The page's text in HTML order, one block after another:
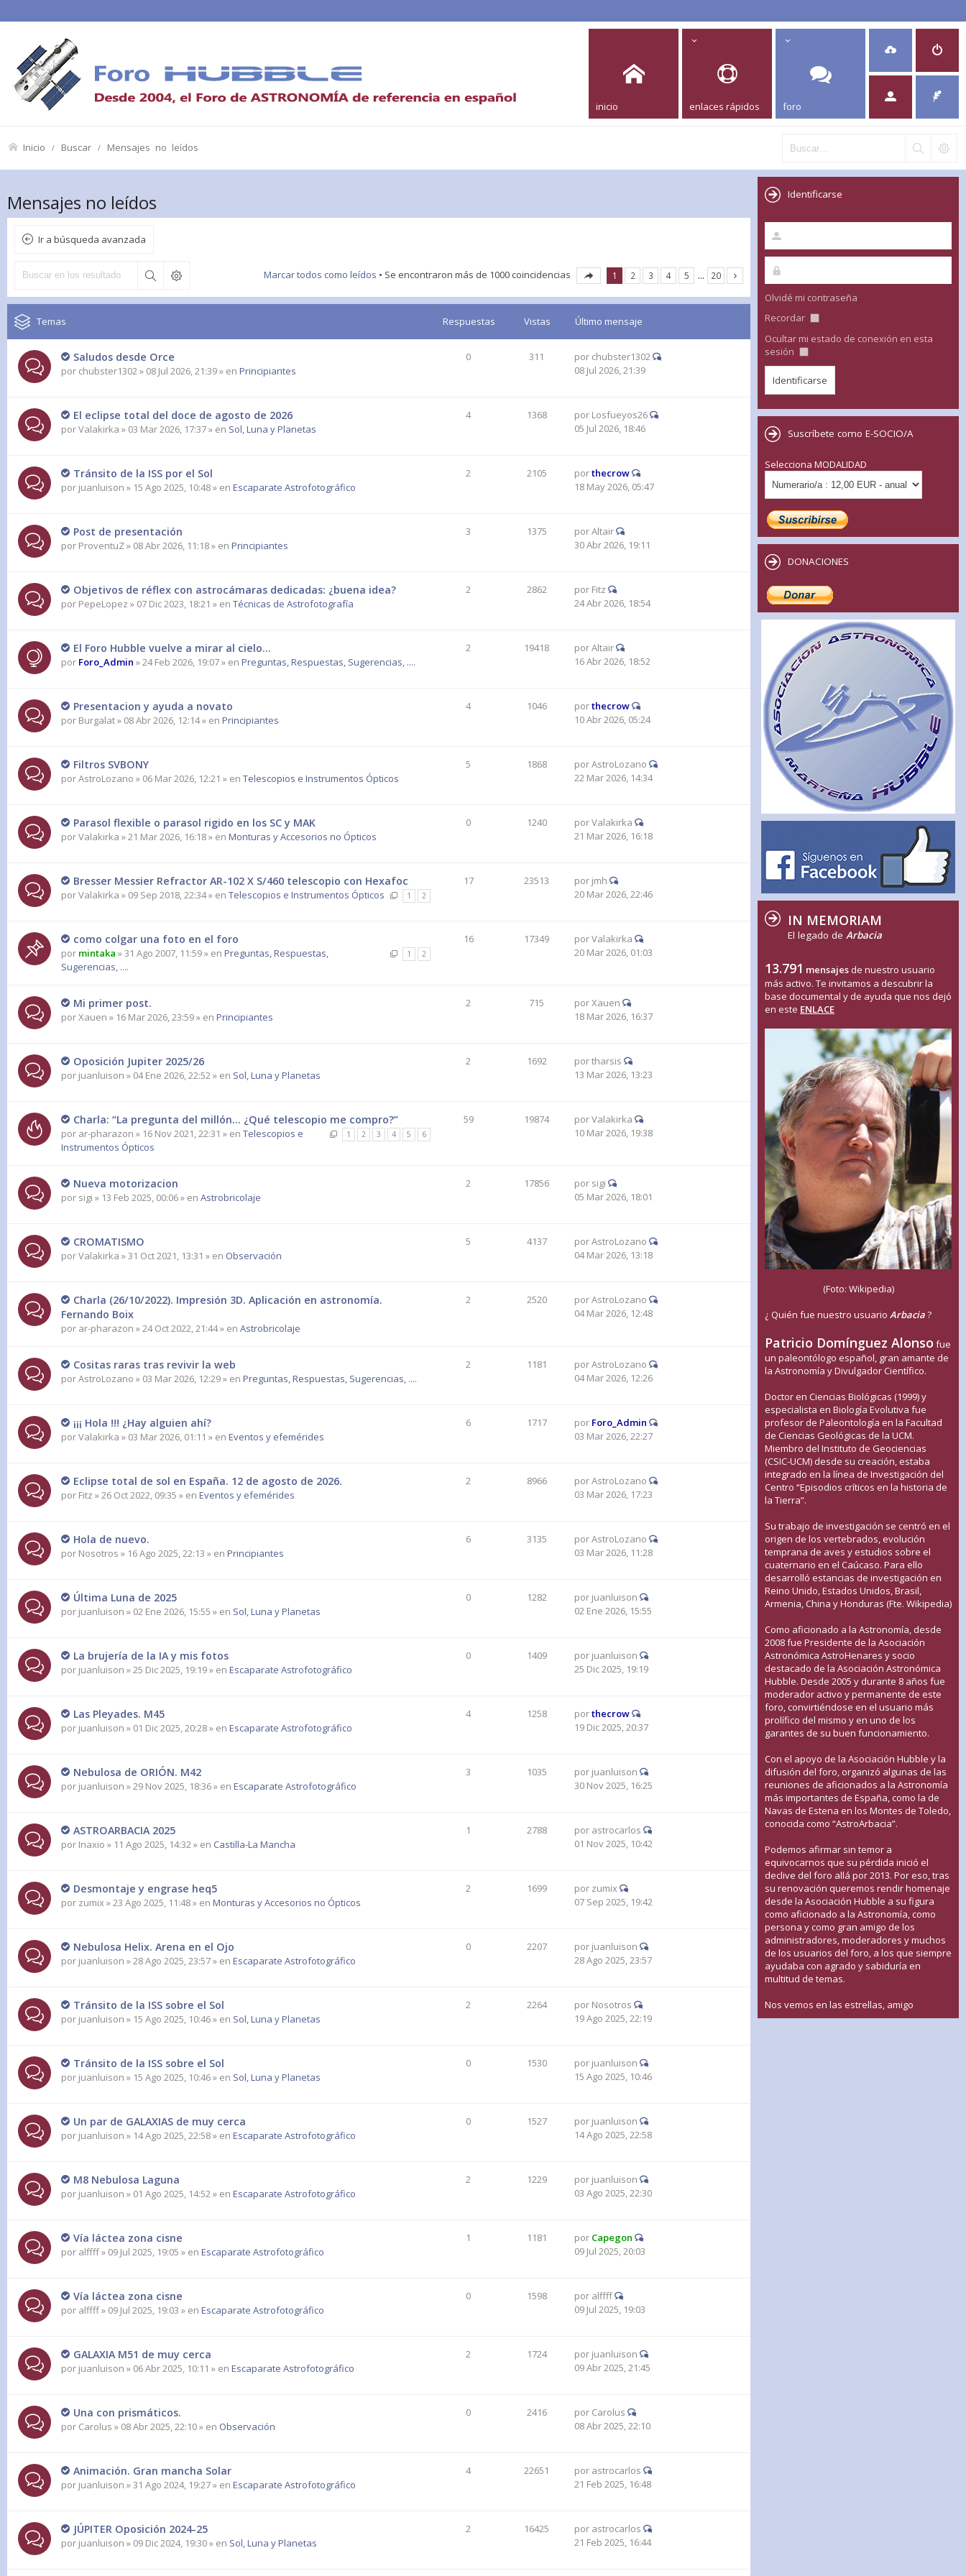
inicio enlaces rápidos foro
Inicio Buscar Mensajes no leídos
Mensajes no leídos
Ir a búsqueda avanzada
Marcar todos como leídos • Se encontraron más de 1000 coincidencias 1 2 3 4 5 … 20
Temas Respuestas Vistas Último mensaje
Saludos desde Orce
por chubster1302» 08 Jul 2026, 21:39 » en Principiantes
0 311 por chubster1302
08 Jul 2026, 21:39
El eclipse total del doce de agosto de 2026
porValakirka » 03 Mar 2026, 17:37 » en Sol, Luna y Planetas
4 1368 por Losfueyos26
05 Jul 2026, 18:46
Tránsito de la ISS por el Sol
por juanluison » 15 Ago 2025, 10:48 » en Escaparate Astrofotográfico
2 2105 porthecrow
18 May 2026, 05:47
Post de presentación
por ProventuZ» 08 Abr 2026, 11:18 » en Principiantes
3 1375 porAltair
30 Abr 2026, 19:11
Objetivos de réflex con astrocámaras dedicadas: ¿buena idea?
por PepeLopez » 07 Dic 2023, 18:21 » en Técnicas de Astrofotografía
2 2862 por Fitz
24 Abr 2026, 18:54
El Foro Hubble vuelve a mirar al cielo...
por Foro_Admin » 24 Feb 2026, 19:07 » en Preguntas, Respuestas, Sugerencias, ....
2 19418 porAltair
16 Abr 2026, 18:52
Presentacion y ayuda a novato
por Burgalat» 08 Abr 2026, 12:14 » en Principiantes
4 1046 porthecrow
10 Abr 2026, 05:24
Filtros SVBONY
porAstroLozano » 06 Mar 2026, 12:21 » en Telescopios e Instrumentos Ópticos
5 1868 porAstroLozano
22 Mar 2026, 14:34
Parasol flexible o parasol rigido en los SC y MAK
porValakirka » 21 Mar 2026, 16:18 » en Monturas y Accesorios no Ópticos
0 1240 porValakirka
21 Mar 2026, 16:18
Bresser Messier Refractor AR-102 X S/460 telescopio con Hexafoc
1 2
porValakirka » 09 Sep 2018, 22:34 » en Telescopios e Instrumentos Ópticos
17 23513 por jmh
20 Mar 2026, 22:46
como colgar una foto en el foro
1 2
por mintaka » 31 Ago 2007, 11:59 » en Preguntas, Respuestas,
Sugerencias, ....
16 17349 porValakirka
20 Mar 2026, 01:03
Mi primer post.
porXauen » 16 Mar 2026, 23:59 » en Principiantes
2 715 porXauen
18 Mar 2026, 16:37
Oposición Jupiter 2025/26
por juanluison » 04 Ene 2026, 22:52 » en Sol, Luna y Planetas
2 1692 portharsis
13 Mar 2026, 13:23
Charla: “La pregunta del millón… ¿Qué telescopio me compro?”
1 2 3 4 5 6
por ar-pharazon » 16 Nov 2021, 22:31 » en Telescopios e
Instrumentos Ópticos
59 19874 porValakirka
10 Mar 2026, 19:38
Nueva motorizacion
por sigi » 13 Feb 2025, 00:06 » en Astrobricolaje
2 17856 por sigi
05 Mar 2026, 18:01
CROMATISMO
porValakirka » 31 Oct 2021, 13:31 » en Observación
5 4137 porAstroLozano
04 Mar 2026, 13:18
Charla (26/10/2022). Impresión 3D. Aplicación en astronomía.
Fernando Boix
por ar-pharazon » 24 Oct 2022, 21:44 » en Astrobricolaje
2 2520 porAstroLozano
04 Mar 2026, 12:48
Cositas raras tras revivir la web
porAstroLozano » 03 Mar 2026, 12:29 » en Preguntas, Respuestas, Sugerencias, ....
2 1181 porAstroLozano
04 Mar 2026, 12:26
¡¡¡ Hola !!! ¿Hay alguien ahí?
porValakirka » 03 Mar 2026, 01:11 » en Eventos y efemérides
6 1717 por Foro_Admin
03 Mar 2026, 22:27
Eclipse total de sol en España. 12 de agosto de 2026.
por Fitz » 26 Oct 2022, 09:35 » en Eventos y efemérides
2 8966 porAstroLozano
03 Mar 2026, 17:23
Hola de nuevo.
por Nosotros » 16 Ago 2025, 22:13 » en Principiantes
6 3135 porAstroLozano
03 Mar 2026, 11:28
Última Luna de 2025
por juanluison » 02 Ene 2026, 15:55 » en Sol, Luna y Planetas
0 1282 por juanluison
02 Ene 2026, 15:55
La brujería de la IA y mis fotos
por juanluison » 25 Dic 2025, 19:19 » en Escaparate Astrofotográfico
0 1409 por juanluison
25 Dic 2025, 19:19
Las Pleyades. M45
por juanluison » 01 Dic 2025, 20:28 » en Escaparate Astrofotográfico
4 1258 porthecrow
19 Dic 2025, 20:37
Nebulosa de ORIÓN. M42
por juanluison » 29 Nov 2025, 18:36 » en Escaparate Astrofotográfico
3 1035 por juanluison
30 Nov 2025, 16:25
ASTROARBACIA 2025
por Inaxio » 11 Ago 2025, 14:32 » en Castilla-La Mancha
1 2788 por astrocarlos
01 Nov 2025, 10:42
Desmontaje y engrase heq5
por zumix» 23 Ago 2025, 11:48 » en Monturas y Accesorios no Ópticos
2 1699 por zumix
07 Sep 2025, 19:42
Nebulosa Helix. Arena en el Ojo
por juanluison » 28 Ago 2025, 23:57 » en Escaparate Astrofotográfico
0 2207 por juanluison
28 Ago 2025, 23:57
Tránsito de la ISS sobre el Sol
por juanluison » 15 Ago 2025, 10:46 » en Sol, Luna y Planetas
2 2264 por Nosotros
19 Ago 2025, 22:19
Tránsito de la ISS sobre el Sol
por juanluison » 15 Ago 2025, 10:46 » en Sol, Luna y Planetas
0 1530 por juanluison
15 Ago 2025, 10:46
Un par de GALAXIAS de muy cerca
por juanluison » 14 Ago 2025, 22:58 » en Escaparate Astrofotográfico
0 1527 por juanluison
14 Ago 2025, 22:58
M8 Nebulosa Laguna
por juanluison » 01 Ago 2025, 14:52 » en Escaparate Astrofotográfico
2 1229 por juanluison
03 Ago 2025, 22:30
Vía láctea zona cisne
por alffff» 09 Jul 2025, 19:05 » en Escaparate Astrofotográfico
1 1181 por Capegon
09 Jul 2025, 20:03
Vía láctea zona cisne
por alffff» 09 Jul 2025, 19:03 » en Escaparate Astrofotográfico
0 1598 por alffff
09 Jul 2025, 19:03
GALAXIA M51 de muy cerca
por juanluison » 06 Abr 2025, 10:11 » en Escaparate Astrofotográfico
2 1724 por juanluison
09 Abr 2025, 21:45
Una con prismáticos.
por Carolus » 08 Abr 2025, 22:10 » en Observación
0 2416 por Carolus
08 Abr 2025, 22:10
Animación. Gran mancha Solar
por juanluison » 31 Ago 2024, 19:27 » en Escaparate Astrofotográfico
4 22651 por astrocarlos
21 Feb 2025, 16:48
JÚPITER Oposición 2024-25
por juanluison » 09 Dic 2024, 19:30 » en Sol, Luna y Planetas
2 16425 por astrocarlos
21 Feb 2025, 16:44
Identificarse
Olvidé mi contraseña
Recordar
Ocultar mi estado de conexión en esta
sesión
Suscríbete como E-SOCIO/A
Selecciona MODALIDAD
DONACIONES
IN MEMORIAM
El legado de Arbacia
13.791 mensajes de nuestro usuario
más activo. Te invitamos a descubrir la
base documental y de ayuda que nos dejó
en este ENLACE
(Foto: Wikipedia)
¿ Quién fue nuestro usuario Arbacia?
Patricio Domínguez Alonso fue
un paleontólogo español, gran amante de
la Astronomía y Divulgador Científico.
Doctor en Ciencias Biológicas (1999) y
especialista en Biología Evolutiva fue
profesor de Paleontología en la Facultad
de Ciencias Geológicas de la UCM.
Miembro del Instituto de Geociencias
(CSIC-UCM) desde su creación, estaba
integrado en la línea de Investigación del
Centro “Episodios críticos en la historia de
la Tierra”.
Su trabajo de investigación se centró en el
origen de los vertebrados, evolución
temprana de aves y estudios sobre el
cuaternario en el Caúcaso. Para ello
desarrolló estancias de investigación en
Reino Unido, Estados Unidos, Brasil,
Armenia, China y Honduras (Fte. Wikipedia)
Como aficionado a la Astronomía, desde
2008 fue Presidente de la Asociación
Astronómica AstroHenares y socio
destacado de la Asociación Astronómica
Hubble. Desde 2005 y durante 8 años fue
moderador activo y permanente de este
foro, convirtiéndose en el usuario más
prolífico del mismo y en uno de los
garantes de su buen funcionamiento.
Con el apoyo de la Asociación Hubble y la
difusión del foro, organizó algunas de las
reuniones de aficionados a la Astronomía
más importantes de España, como la de
Navas de Estena en los Montes de Toledo,
conocida como “AstroArbacia”.
Podemos afirmar sin temor a
equivocarnos que su pérdida inició el
declive del foro allá por 2013. Por eso, tras
su renovación queremos rendir homenaje
desde la Asociación Hubble a su figura
como aficionado a la Astronomía, como
persona y como gran amigo de los
administradores, moderadores y muchos
de los usuarios del foro, a los que siempre
ayudaba con agrado y sabiduría en
multitud de temas.
Nos vemos en las estrellas, amigo